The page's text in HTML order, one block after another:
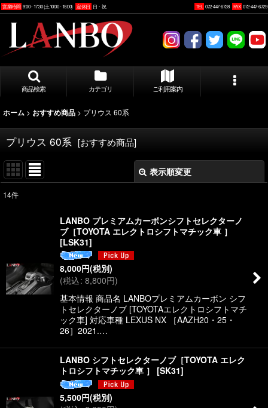
営業時間 9:00 - 17:30 (土10:00 - 15:00) 定休日 日・祝 TEL 072-447-6728 FAX 072-447-6729
商品検索 カテゴリ ご利用案内
ホーム > おすすめ商品 > プリウス 60系
プリウス 60系 [おすすめ商品]
表示順変更
14件
LANBO プレミアムカーボンシフトセレクターノ
ブ［TOYOTA エレクトロシフトマチック車 ］
[LSK31]
8,000円(税別)
(税込: 8,800円)
基本情報 商品名 LANBOプレミアムカーボン シフ
トセレクターノブ [TOYOTAエレクトロシフトマチ
ック車] 対応車種 LEXUS NX ［AAZH20・25・
26］2021.…
LANBO シフトセレクターノブ［TOYOTA エレク
トロシフトマチック車 ］
[SK31]
5,500円(税別)